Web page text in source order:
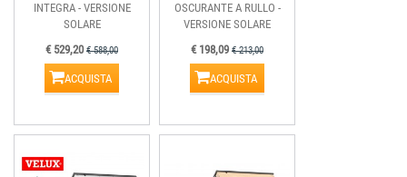
INTEGRA - VERSIONE
SOLARE
€ 529,20€ 588,00
ACQUISTA
OSCURANTE A RULLO -
VERSIONE SOLARE
€ 198,09 € 213,00
ACQUISTA